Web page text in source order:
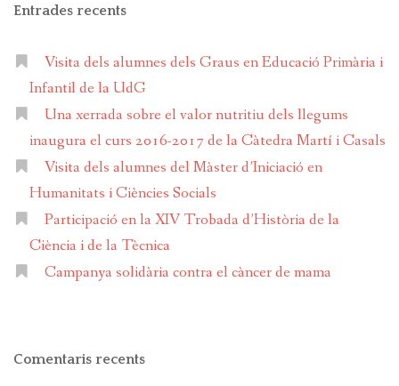
Entrades recents
Visita dels alumnes dels Graus en Educació Primària i
Infantil de la UdG
Una xerrada sobre el valor nutritiu dels llegums
inaugura el curs 2016-2017 de la Càtedra Martí i Casals
Visita dels alumnes del Màster d’Iniciació en
Humanitats i Ciències Socials
Participació en la XIV Trobada d’Història de la
Ciència i de la Tècnica
Campanya solidària contra el càncer de mama
Comentaris recents